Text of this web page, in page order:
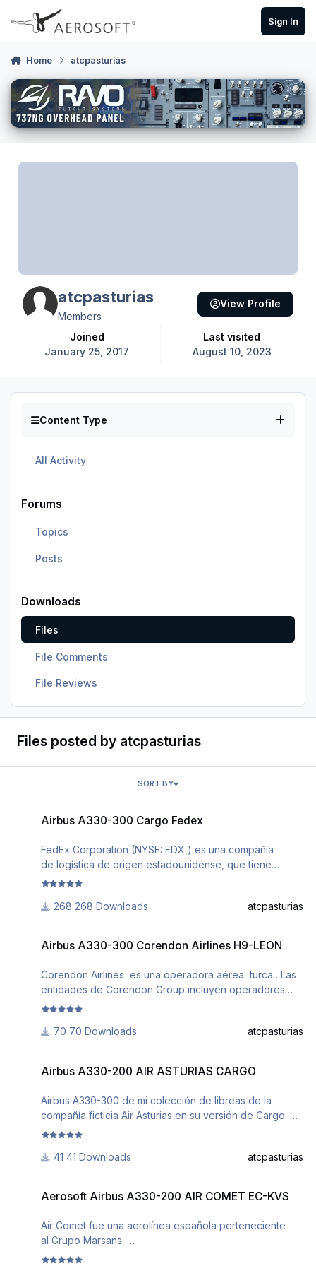
Skip to content
Sign In
Home atcpasturias
atcpasturias
Members
Joined
January 25, 2017
Last visited
August 10, 2023
View Profile
Content Type
All Activity
Forums
Topics
Posts
Downloads
Files
File Comments
File Reviews
Files posted by atcpasturias
SORT BY
Airbus A330-300 Cargo Fedex
FedEx Corporation (NYSE: FDX,) es una compañía
de logística de origen estadounidense, que tiene
cobertura a nivel internacional. Fue fundada bajo el
en Little Rock (Arkansas). En 1973 se trasladó
texture.FEDEX.zip
268 Downloads atcpasturias
Airbus A330-300 Corendon Airlines H9-LEON
Corendon Airlines es una operadora aérea turca . Las
entidades de Corendon Group incluyen operadores
turísticos que atienden el sector del turismo de Turquía.
70 Downloads
atcpasturias
Airbus A330-200 AIR ASTURIAS CARGO
Airbus A330-300 de mi colección de libreas de la
compañía ficticia Air Asturias en su versión de Cargo.
Airbus A330-300 of my free collection of the fictitious
41 Downloads atcpasturias
Aerosoft Airbus A330-200 AIR COMET EC-KVS
Air Comet fue una aerolínea española perteneciente
al Grupo Marsans.
El 21 de diciembre de 2009 cesó sus operaciones por